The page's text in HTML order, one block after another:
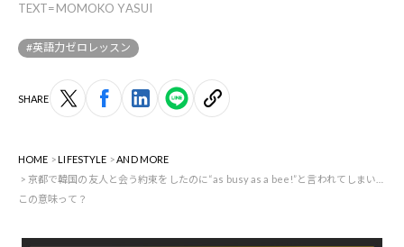
TEXT=MOMOKO YASUI
#英語力ゼロレッスン
SHARE
HOME LIFESTYLE
AND MORE
京都で韓国の友人と会う約束をしたのに“as busy as a bee!”と言われてしまい…
この意味って？